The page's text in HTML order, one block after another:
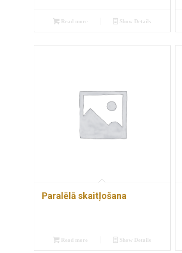
Read more Show Details
Paralēlā skaitļošana
Read more Show Details